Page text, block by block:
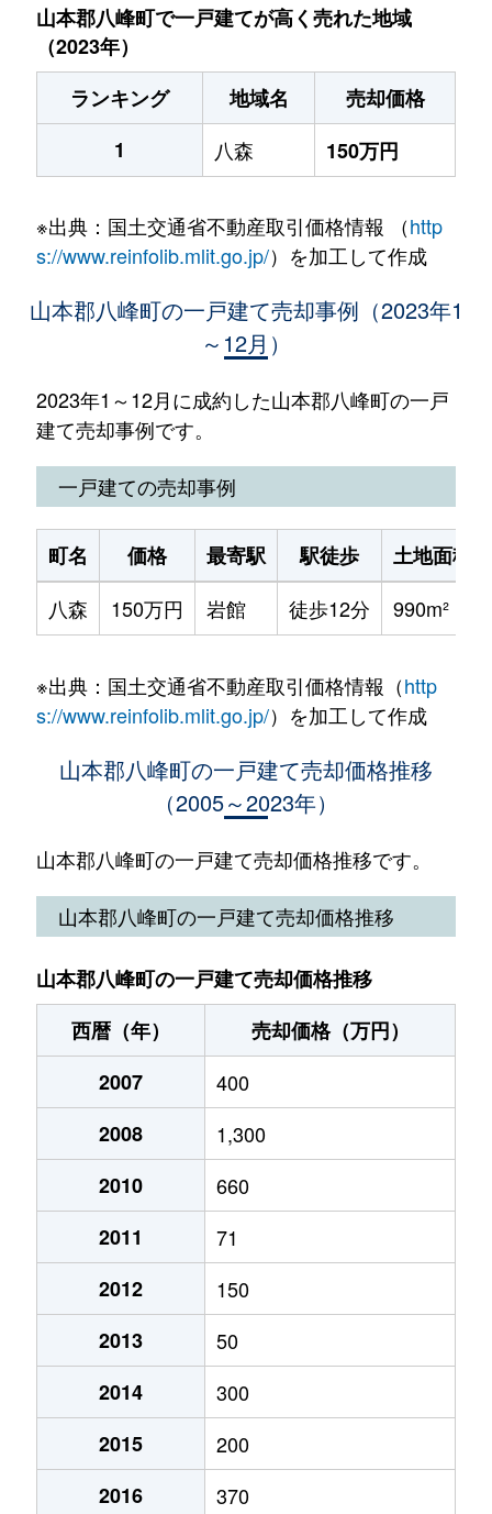
山本郡八峰町で一戸建てが高く売れた地域
（2023年）
ランキング
地域名
売却価格
1
八森 150万円
※出典：国土交通省不動産取引価格情報 （http
s://www.reinfolib.mlit.go.jp/）を加工して作成
山本郡八峰町の一戸建て売却事例（2023年1
～12月）
2023年1～12月に成約した山本郡八峰町の一戸
建て売却事例です。
一戸建ての売却事例
町名 価格 最寄駅 駅徒歩
土地面積
八森
150万円 岩館 徒歩12分 990m²
※出典：国土交通省不動産取引価格情報（http
s://www.reinfolib.mlit.go.jp/）を加工して作成
山本郡八峰町の一戸建て売却価格推移
（2005～2023年）
山本郡八峰町の一戸建て売却価格推移です。
山本郡八峰町の一戸建て売却価格推移
山本郡八峰町の一戸建て売却価格推移
西暦（年）
売却価格（万円）
2007
400
2008
1,300
2010
660
2011
71
2012
150
2013
50
2014
300
2015
200
2016
370